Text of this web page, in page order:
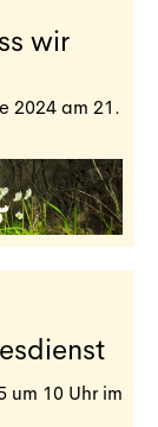
wir
2024 am 21.
um 10 Uhr im